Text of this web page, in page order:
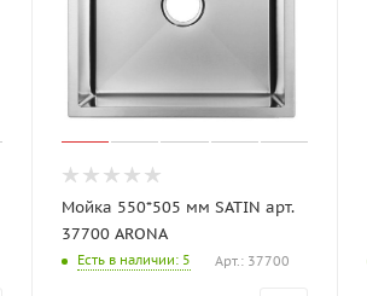
Мойка 550*505 мм SATIN арт.
37700 ARONA
Есть в наличии: 5 Арт.: 37700